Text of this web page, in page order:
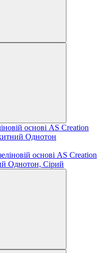
основі AS Creation
Однотон